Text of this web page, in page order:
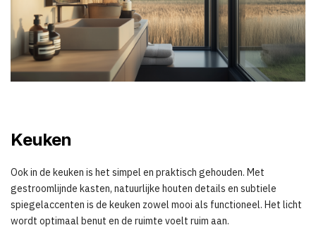
Keuken
Ook in de keuken is het simpel en praktisch gehouden. Met
gestroomlijnde kasten, natuurlijke houten details en subtiele
spiegelaccenten is de keuken zowel mooi als functioneel. Het licht
wordt optimaal benut en de ruimte voelt ruim aan.